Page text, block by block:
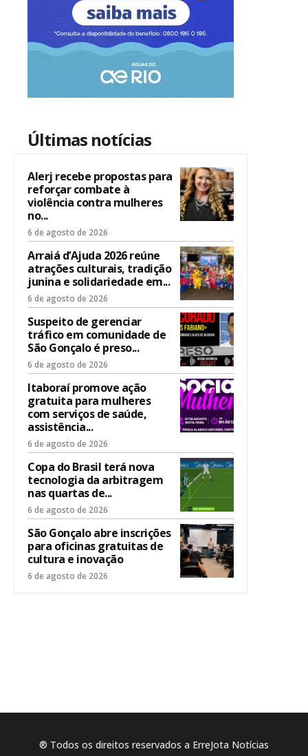
Últimas notícias
Alerj recebe propostas para
reforçar combate à
violência contra mulheres
no...
6 de agosto de 2026
Arraiá d’Ajuda 2026 reúne
atrações culturais, tradição
junina e solidariedade em...
6 de agosto de 2026
Suspeito de gerenciar
tráfico em comunidade de
São Gonçalo é preso...
6 de agosto de 2026
Itaboraí promove ação
gratuita para mulheres
com serviços de saúde,
assistência...
6 de agosto de 2026
Copa do Brasil terá nova
tecnologia da arbitragem
nas quartas de...
6 de agosto de 2026
São Gonçalo abre inscrições
para oficinas gratuitas de
cultura e inovação
6 de agosto de 2026
® Todos os direitos reservados a ErreJota Notícias